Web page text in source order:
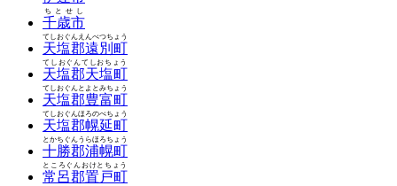
千歳市
ちとせし
天塩郡遠別町
てしおぐんえんべつちょう
天塩郡天塩町
てしおぐんてしおちょう
天塩郡豊富町
てしおぐんとよとみちょう
天塩郡幌延町
てしおぐんほろのべちょう
十勝郡浦幌町
とかちぐんうらほろちょう
常呂郡置戸町
ところぐんおけとちょう